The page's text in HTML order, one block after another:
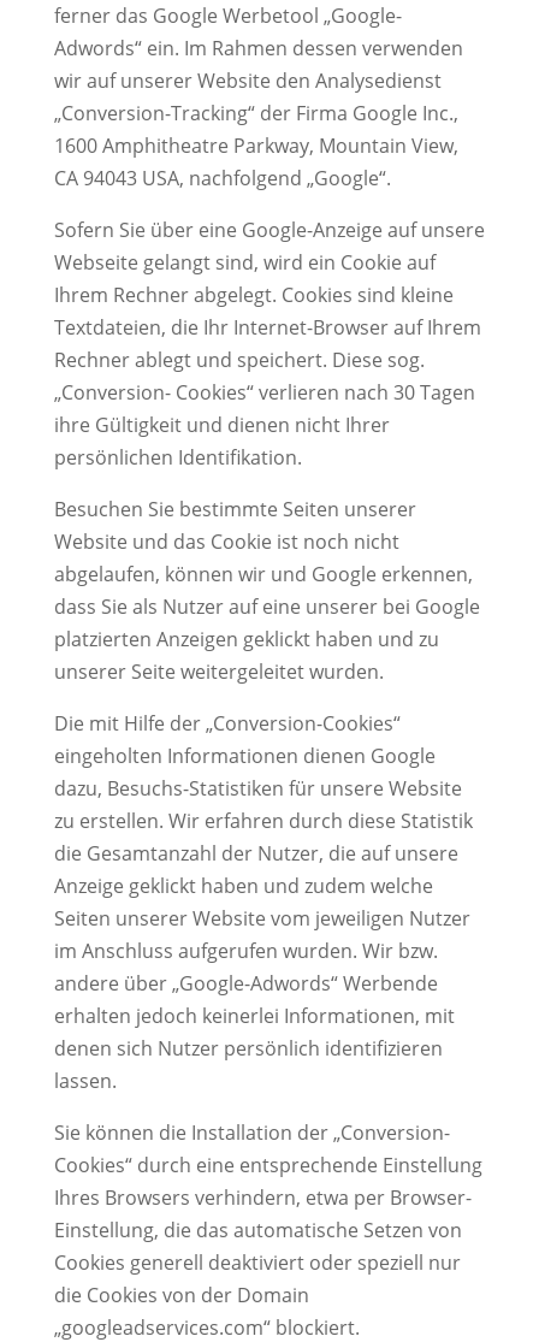
ferner das Google Werbetool „Google-
Adwords“ ein. Im Rahmen dessen verwenden
wir auf unserer Website den Analysedienst
„Conversion-Tracking“ der Firma Google Inc.,
1600 Amphitheatre Parkway, Mountain View,
CA 94043 USA, nachfolgend „Google“.
Sofern Sie über eine Google-Anzeige auf unsere
Webseite gelangt sind, wird ein Cookie auf
Ihrem Rechner abgelegt. Cookies sind kleine
Textdateien, die Ihr Internet-Browser auf Ihrem
Rechner ablegt und speichert. Diese sog.
„Conversion- Cookies“ verlieren nach 30 Tagen
ihre Gültigkeit und dienen nicht Ihrer
persönlichen Identifikation.
Besuchen Sie bestimmte Seiten unserer
Website und das Cookie ist noch nicht
abgelaufen, können wir und Google erkennen,
dass Sie als Nutzer auf eine unserer bei Google
platzierten Anzeigen geklickt haben und zu
unserer Seite weitergeleitet wurden.
Die mit Hilfe der „Conversion-Cookies“
eingeholten Informationen dienen Google
dazu, Besuchs-Statistiken für unsere Website
zu erstellen. Wir erfahren durch diese Statistik
die Gesamtanzahl der Nutzer, die auf unsere
Anzeige geklickt haben und zudem welche
Seiten unserer Website vom jeweiligen Nutzer
im Anschluss aufgerufen wurden. Wir bzw.
andere über „Google-Adwords“ Werbende
erhalten jedoch keinerlei Informationen, mit
denen sich Nutzer persönlich identifizieren
lassen.
Sie können die Installation der „Conversion-
Cookies“ durch eine entsprechende Einstellung
Ihres Browsers verhindern, etwa per Browser-
Einstellung, die das automatische Setzen von
Cookies generell deaktiviert oder speziell nur
die Cookies von der Domain
„googleadservices.com“ blockiert.